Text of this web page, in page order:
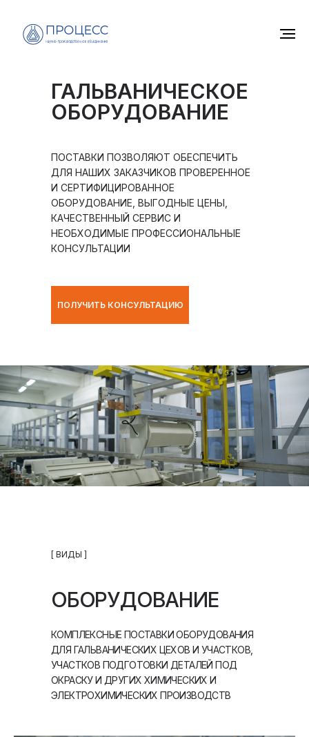
ГАЛЬВАНИЧЕСКОЕ
ОБОРУДОВАНИЕ
ПОСТАВКИ ПОЗВОЛЯЮТ ОБЕСПЕЧИТЬ
ДЛЯ НАШИХ ЗАКАЗЧИКОВ ПРОВЕРЕННОЕ
И СЕРТИФИЦИРОВАННОЕ
ОБОРУДОВАНИЕ, ВЫГОДНЫЕ ЦЕНЫ,
КАЧЕСТВЕННЫЙ СЕРВИС И
НЕОБХОДИМЫЕ ПРОФЕССИОНАЛЬНЫЕ
КОНСУЛЬТАЦИИ
ПОЛУЧИТЬ КОНСУЛЬТАЦИЮ
[ ВИДЫ ]
ОБОРУДОВАНИЕ
КОМПЛЕКСНЫЕ ПОСТАВКИ ОБОРУДОВАНИЯ
ДЛЯ ГАЛЬВАНИЧЕСКИХ ЦЕХОВ И УЧАСТКОВ,
УЧАСТКОВ ПОДГОТОВКИ ДЕТАЛЕЙ ПОД
ОКРАСКУ И ДРУГИХ ХИМИЧЕСКИХ И
ЭЛЕКТРОХИМИЧЕСКИХ ПРОИЗВОДСТВ